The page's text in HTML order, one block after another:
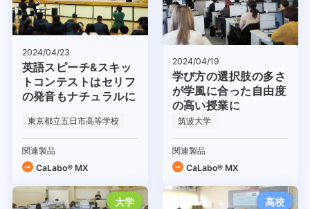
2024/04/23
英語スピーチ&スキッ
トコンテストはセリフ
の発音もナチュラルに
東京都立五日市高等学校
関連製品
CaLabo® MX
2024/04/19
学び方の選択肢の多さ
が学風に合った自由度
の高い授業に
筑波大学
関連製品
CaLabo® MX
大学 高校